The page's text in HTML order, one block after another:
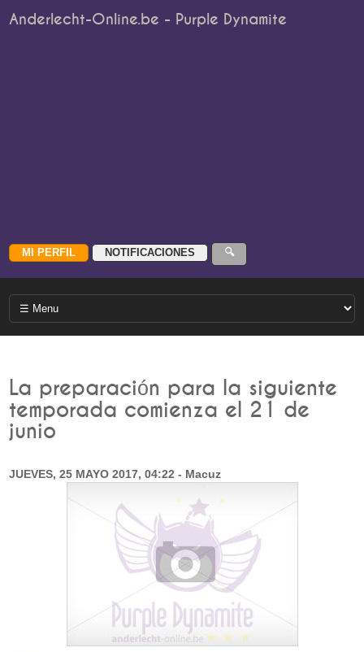
Anderlecht-Online.be - Purple Dynamite
La preparación para la siguiente
temporada comienza el 21 de
junio
JUEVES, 25 MAYO 2017, 04:22 - Macuz